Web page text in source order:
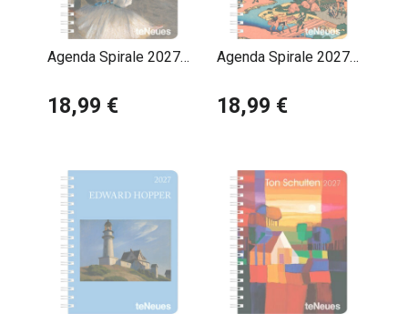
quotidien et la découverte artistique, pour une
expérience à la fois esthétique et pratique.
Agenda Spirale 2027
18,99 €
Agenda Spirale 2027
18,99 €